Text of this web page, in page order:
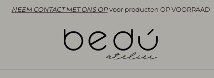
NEEM CONTACT MET ONS OPvoor producten OP VOORRAAD